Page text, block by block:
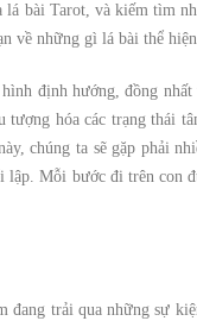
bài Tarot, và kiếm tìm
những gì lá bài thể hiện
định hướng, đồng
hóa các trạng thái
chúng ta sẽ gặp phải
Mỗi bước đi trên con
trải qua những sự